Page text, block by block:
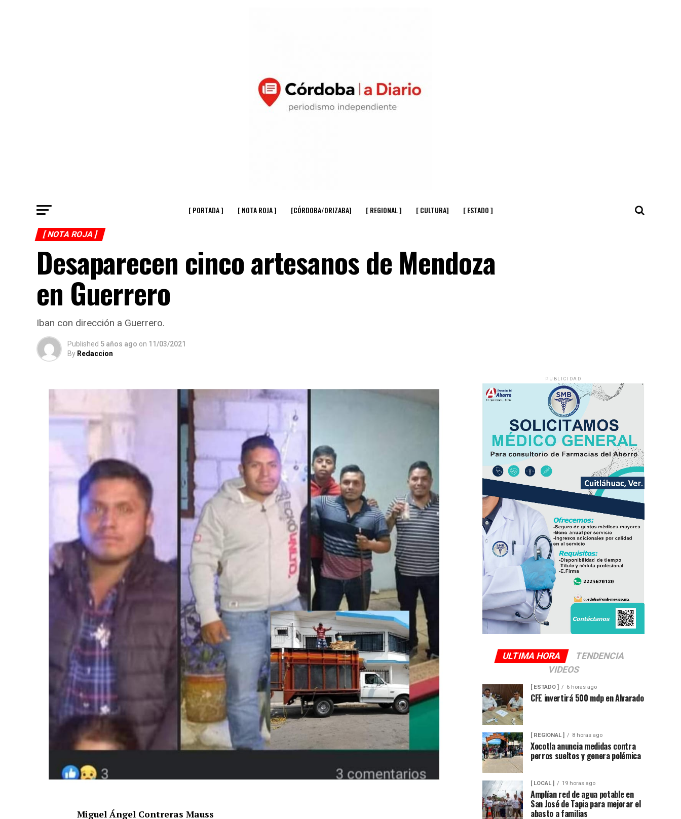
[ PORTADA ] [ NOTA ROJA ] [CÓRDOBA/ORIZABA] [ REGIONAL ] [ CULTURA] [ ESTADO ]
[ NOTA ROJA ]
Desaparecen cinco artesanos de Mendoza
en Guerrero
Iban con dirección a Guerrero.
Published 5 años ago on 11/03/2021
By Redaccion
Miguel Ángel Contreras Mauss
PUBLICIDAD
ULTIMA HORA
TENDENCIA
VIDEOS
[ ESTADO ] 6 horas ago
CFE invertirá 500 mdp en Alvarado
[ REGIONAL ] 8 horas ago
Xocotla anuncia medidas contra
perros sueltos y genera polémica
[ LOCAL ] 19 horas ago
Amplían red de agua potable en
San José de Tapia para mejorar el
abasto a familias